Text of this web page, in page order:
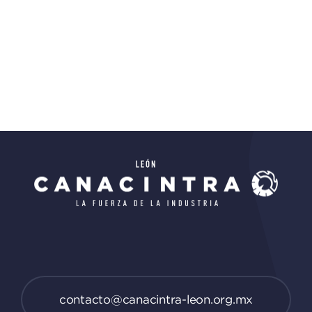
contacto@canacintra-leon.org.mx